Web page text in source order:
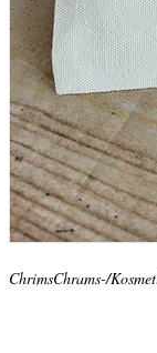
ChrimsChrams-/